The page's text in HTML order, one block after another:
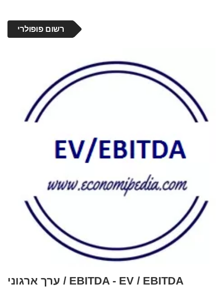
רשום פופולרי
ערך ארגוני / EBITDA - EV / EBITDA